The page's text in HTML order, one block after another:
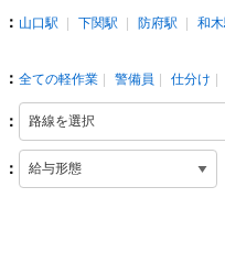
： 山口駅 下関駅 防府駅 和
： 全ての軽作業 警備員 仕分け
：
：